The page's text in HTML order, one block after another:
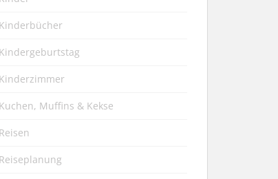
Kinderbücher
Kindergeburtstag
Kinderzimmer
Kuchen, Muffins & Kekse
Reisen
Reiseplanung